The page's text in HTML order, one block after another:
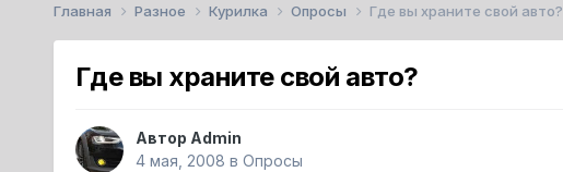
Главная Разное Курилка Опросы Где вы храните свой авто?
Где вы храните свой авто?
Автор Admin
4 мая, 2008 в Опросы